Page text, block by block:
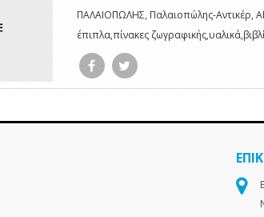
ΠΑΛΑΙΟΠΩΛΗΣ, Παλαιοπώλης-Αντικέρ,
έπιπλα,πίνακες